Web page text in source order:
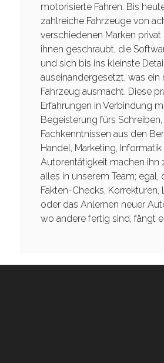
motorisierte Fahren. Bis
zahlreiche Fahrzeuge von
verschiedenen Marken privat
ihnen geschraubt, die
und sich bis ins kleinste
auseinandergesetzt, was ein
Fahrzeug ausmacht. Diese
Erfahrungen in Verbindung
Begeisterung fürs Schreiben,
Fachkenntnissen aus den
Handel, Marketing,
Autorentätigkeit machen ihn
alles in unserem Team; egal,
Fakten-Checks, Korrekturen,
oder das Anlernen neuer
wo andere fertig sind, fängt